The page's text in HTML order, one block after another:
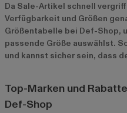
Da Sale-Artikel schnell
Verfügbarkeit und Größen
Größentabelle bei Def-Shop,
passende Größe auswählst.
und kannst sicher sein, dass
Top-Marken und
Def-Shop